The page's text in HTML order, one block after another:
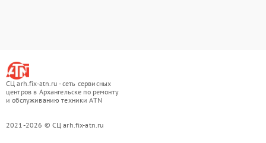
СЦ arh.fix-atn.ru - сеть сервисных
центров в Архангельске по ремонту
и обслуживанию техники ATN
2021-2026 © СЦ arh.fix-atn.ru